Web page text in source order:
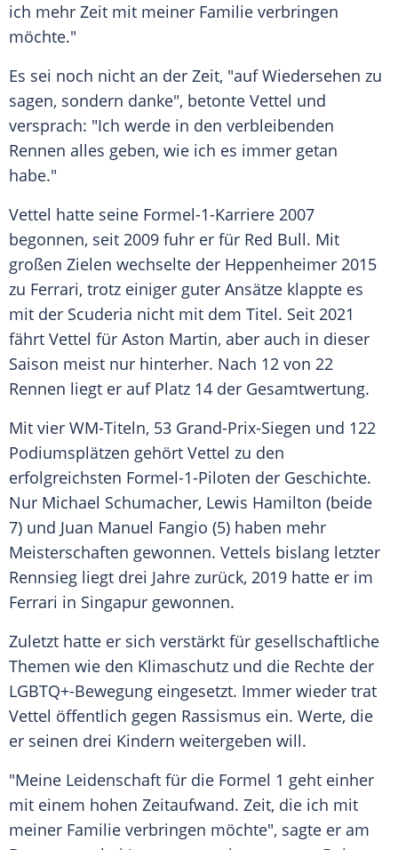
ich mehr Zeit mit meiner Familie verbringen
möchte."
Es sei noch nicht an der Zeit, "auf Wiedersehen zu
sagen, sondern danke", betonte Vettel und
versprach: "Ich werde in den verbleibenden
Rennen alles geben, wie ich es immer getan
habe."
Vettel hatte seine Formel-1-Karriere 2007
begonnen, seit 2009 fuhr er für Red Bull. Mit
großen Zielen wechselte der Heppenheimer 2015
zu Ferrari, trotz einiger guter Ansätze klappte es
mit der Scuderia nicht mit dem Titel. Seit 2021
fährt Vettel für Aston Martin, aber auch in dieser
Saison meist nur hinterher. Nach 12 von 22
Rennen liegt er auf Platz 14 der Gesamtwertung.
Mit vier WM-Titeln, 53 Grand-Prix-Siegen und 122
Podiumsplätzen gehört Vettel zu den
erfolgreichsten Formel-1-Piloten der Geschichte.
Nur Michael Schumacher, Lewis Hamilton (beide
7) und Juan Manuel Fangio (5) haben mehr
Meisterschaften gewonnen. Vettels bislang letzter
Rennsieg liegt drei Jahre zurück, 2019 hatte er im
Ferrari in Singapur gewonnen.
Zuletzt hatte er sich verstärkt für gesellschaftliche
Themen wie den Klimaschutz und die Rechte der
LGBTQ+-Bewegung eingesetzt. Immer wieder trat
Vettel öffentlich gegen Rassismus ein. Werte, die
er seinen drei Kindern weitergeben will.
"Meine Leidenschaft für die Formel 1 geht einher
mit einem hohen Zeitaufwand. Zeit, die ich mit
meiner Familie verbringen möchte", sagte er am